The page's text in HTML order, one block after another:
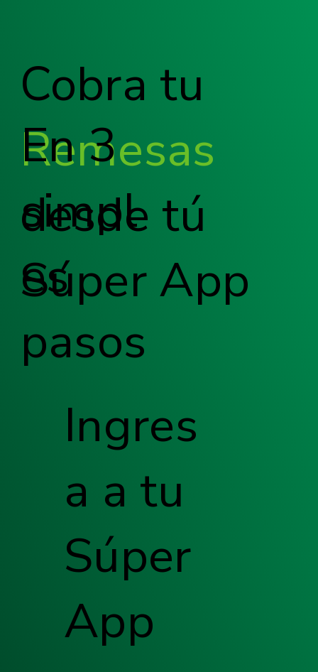
Cobra tu
Remesas
desde tú
Súper App
Ingres
a a tu
Súper
App
En 3
simpl
es
pasos